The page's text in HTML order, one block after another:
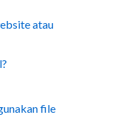
atau
file